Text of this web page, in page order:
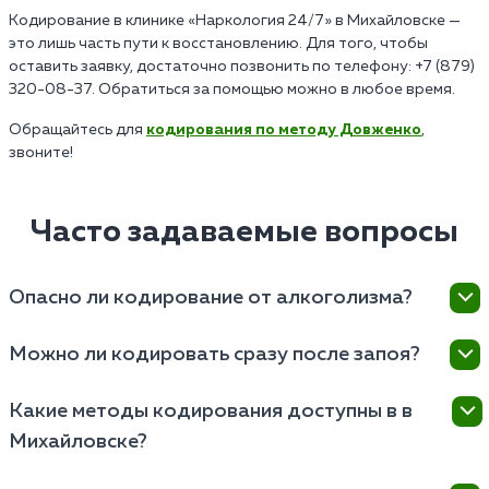
Кодирование в клинике «Наркология 24/7» в Михайловске —
это лишь часть пути к восстановлению. Для того, чтобы
оставить заявку, достаточно позвонить по телефону: +7 (879)
320-08-37. Обратиться за помощью можно в любое время.
Обращайтесь для кодирования по методу Довженко,
звоните!
Часто задаваемые вопросы
Опасно ли кодирование от алкоголизма?
считается относительно безопасной процедурой,
предварительной диагностики. Специалист
оценивает общее состояние здоровья, наличие
Можно ли кодировать сразу после запоя?
нельзя — это противоречит медицинским
стандартам и может быть опасно. Перед
Какие методы кодирования доступны в в
Михайловске?